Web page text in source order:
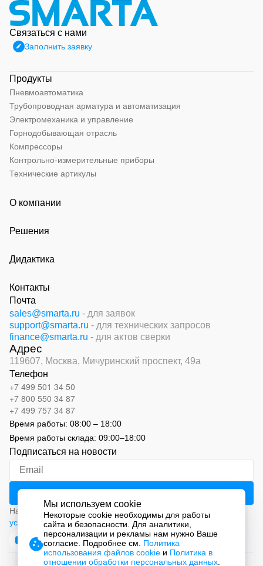
Связаться с нами
Заполнить заявку
Продукты
Пневмоавтоматика
Трубопроводная арматура и автоматизация
Электромеханика и управление
Горнодобывающая отрасль
Компрессоры
Контрольно-измерительные приборы
Технические артикулы
О компании
Решения
Дидактика
Контакты
Почта
sales@smarta.ru - для заявок
support@smarta.ru - для технических запросов
finance@smarta.ru - для актов сверки
Адрес
119607, Москва, Мичуринский проспект, 49а
Телефон
+7 499 501 34 50
+7 800 550 34 87
+7 499 757 34 87
Время работы: 08:00 – 18:00
Время работы склада: 09:00–18:00
Подписаться на новости
Нажимая на кнопку «Подписаться», вы соглашаетесь с
условиями обработки персональных данных
Мы используем cookie
Некоторые cookie необходимы для работы
сайта и безопасности. Для аналитики,
персонализации и рекламы нам нужно Ваше
согласие. Подробнее см. Политика
использования файлов cookie и Политика в
отношении обработки персональных данных